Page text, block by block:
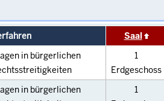
Saal
in bürgerlichen
1
Erdgeschoss
in bürgerlichen
1